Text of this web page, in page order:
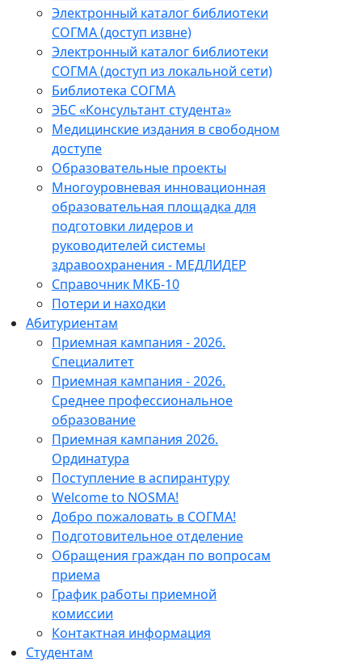
Электронный каталог библиотеки
СОГМА (доступ извне)
Электронный каталог библиотеки
СОГМА (доступ из локальной сети)
Библиотека СОГМА
ЭБС «Консультант студента»
Медицинские издания в свободном
доступе
Образовательные проекты
Многоуровневая инновационная
образовательная площадка для
подготовки лидеров и
руководителей системы
здравоохранения - МЕДЛИДЕР
Справочник МКБ-10
Потери и находки
Абитуриентам
Приемная кампания - 2026.
Специалитет
Приемная кампания - 2026.
Среднее профессиональное
образование
Приемная кампания 2026.
Ординатура
Поступление в аспирантуру
Welcome to NOSMA!
Добро пожаловать в СОГМА!
Подготовительное отделение
Обращения граждан по вопросам
приема
График работы приемной
комиссии
Контактная информация
Студентам